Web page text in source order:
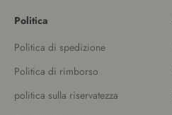
Politica
Politica di spedizione
Politica di rimborso
politica sulla riservatezza